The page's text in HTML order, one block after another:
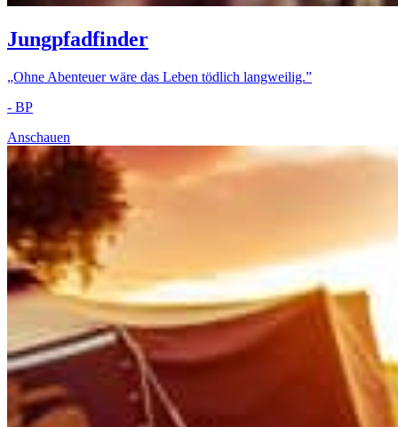
Jungpfadfinder
„Ohne Abenteuer wäre das Leben tödlich langweilig.”
- BP
Anschauen